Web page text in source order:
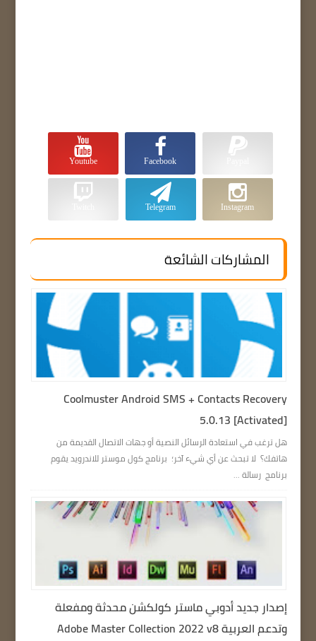
Facebook
Youtube
Instagram
Telegram
المشاركات الشائعة
Coolmuster Android SMS + Contacts Recovery
5.0.13 [Activated]
هل ترغب في استعادة الرسائل النصية أو جهات الاتصال القديمة من
هاتفك؟ لا تبحث عن أي شيء آخر؛ برنامج كول موستر للاندرويد يقوم
برنامج رسالة ...
إصدار جديد أدوبي ماستر كولكشن محدثة ومفعلة
وتدعم العربية Adobe Master Collection 2022 v8